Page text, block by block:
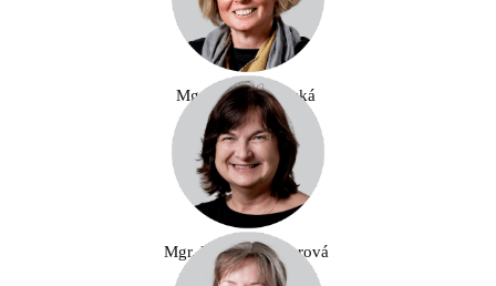
Mgr. Jitka Hřebecká
Mgr. Pavlína Seidlerová